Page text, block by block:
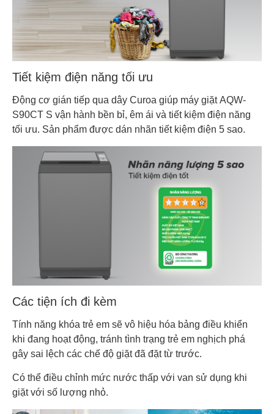
Tiết kiệm điện năng tối ưu
Động cơ gián tiếp qua dây Curoa giúp máy giặt AQW-
S90CT S vận hành bền bỉ, êm ái và tiết kiệm điện năng
tối ưu. Sản phẩm được dán nhãn tiết kiệm điện 5 sao.
Các tiện ích đi kèm
Tính năng khóa trẻ em sẽ vô hiệu hóa bảng điều khiển
khi đang hoạt động, tránh tình trạng trẻ em nghịch phá
gây sai lệch các chế độ giặt đã đặt từ trước.
Có thể điều chỉnh mức nước thấp với van sử dụng khi
giặt với số lượng nhỏ.